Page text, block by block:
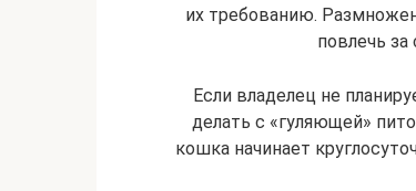
их требованию.
повлечь
Если владелец не
делать с «гуляющей»
кошка начинает